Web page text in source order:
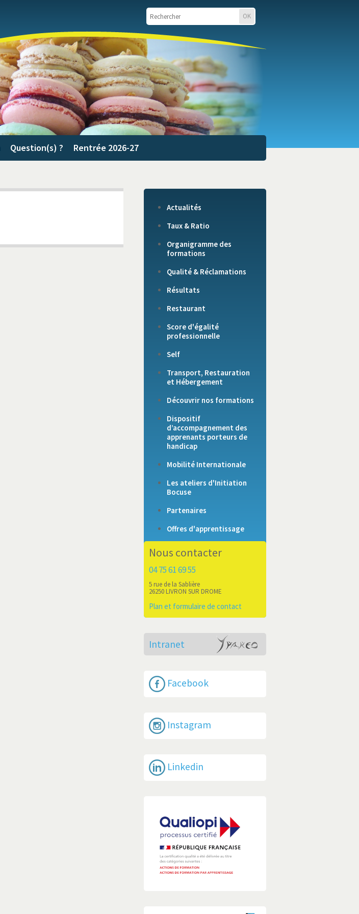
Question(s) ? Rentrée 2026-27
Actualités
Taux & Ratio
Organigramme des
formations
Qualité & Réclamations
Résultats
Restaurant
Score d'égalité
professionnelle
Self
Transport, Restauration
et Hébergement
Découvrir nos formations
Dispositif
d’accompagnement des
apprenants porteurs de
handicap
Mobilité Internationale
Les ateliers d'Initiation
Bocuse
Partenaires
Offres d'apprentissage
Nous contacter
04 75 61 69 55
5 rue de la Sablière
26250 LIVRON SUR DROME
Plan et formulaire de contact
Intranet
Facebook
Instagram
Linkedin